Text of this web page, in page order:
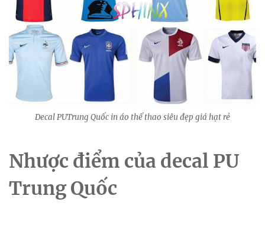
Decal PUTrung Quốc in áo thể thao siêu đẹp giá hạt rẻ
Nhược điểm của decal PU
Trung Quốc